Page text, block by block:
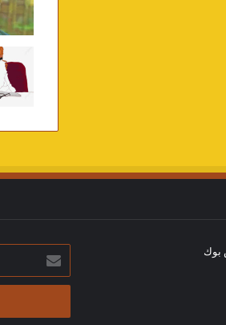
بوك
أدخل
بريدك
الإلكتروني